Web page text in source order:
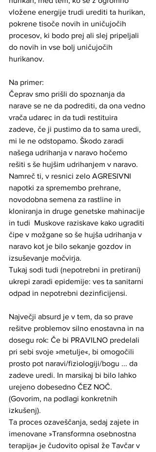
vložene energije trudi urediti ta hurikan,
pokrene tisoče novih in uničujočih
procesov, ki bodo prej ali slej pripeljali
do novih in vse bolj uničujočih
hurikanov.
Na primer:
Čeprav smo prišli do spoznanja da
narave se ne da podrediti, da ona vedno
vrača udarec in da tudi restituira
zadeve, če ji pustimo da to sama uredi,
mi le ne odstopamo. Škodo zaradi
našega udrihanja v naravo hočemo
rešiti s še hujšim udrihanjem v naravo.
Namreč ti, v resnici zelo AGRESIVNI
napotki za spremembo prehrane,
novodobna semena za rastline in
kloniranja in druge genetske mahinacije
in tudi  Muskove raziskave kako ugraditi
čipe v možgane so še hujša udrihanja v
naravo kot je bilo sekanje gozdov in
izsuševanje močvirja.
Tukaj sodi tudi (nepotrebni in pretirani)
ukrepi zaradi epidemije: ves ta sanitarni
odpad in nepotrebni dezinficijensi.
Največji absurd je v tem, da so prave
rešitve problemov silno enostavna in na
dosegu rok: Če bi PRAVILNO predelali
pri sebi svoje »metulje«, bi omogočili
prosto pot naravi/fiziologiji/bogu ... da
zadeve uredi. In marsikaj bi bilo lahko
urejeno dobesedno ČEZ NOČ.
(Govorim, na podlagi konkretnih
izkušenj).
Ta proces ozaveščanja, sedaj zajete in
imenovane »Transformna osebnostna
terapija« je čudovito opisal že Tavčar v